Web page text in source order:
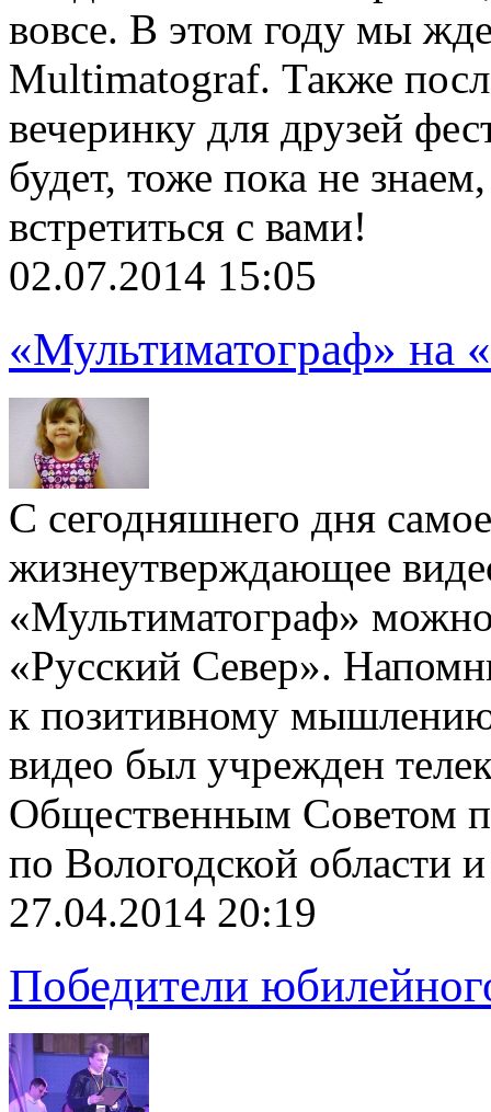
вовсе. В этом году мы
Multimatograf. Также
вечеринку для друзей
будет, тоже пока не
встретиться с вами!
02.07.2014 15:05
«Мультиматограф» на
С сегодняшнего дня
жизнеутверждающее
«Мультиматограф»
«Русский Север».
к позитивному
видео был учрежден
Общественным Советом
по Вологодской области
27.04.2014 20:19
Победители